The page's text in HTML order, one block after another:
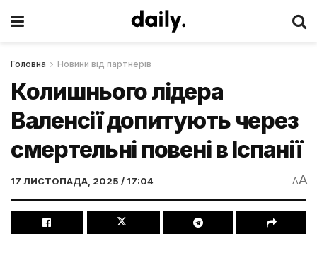
Головна Новини від партнерів
Колишнього лідера
Валенсії допитують через
смертельні повені в Іспанії
17 ЛИСТОПАДА, 2025 / 17:04 AA